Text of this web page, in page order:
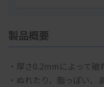
製品概要
・厚さ0.2mmによって
・ぬれたり、脂っぽい、